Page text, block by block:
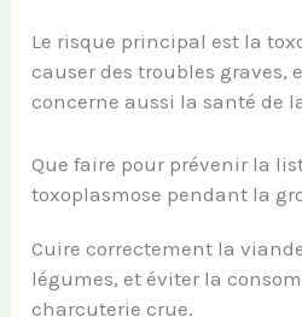
Le risque principal est la
causer des troubles graves,
concerne aussi la santé de
Que faire pour prévenir la
toxoplasmose pendant la
Cuire correctement la
légumes, et éviter la
charcuterie crue.